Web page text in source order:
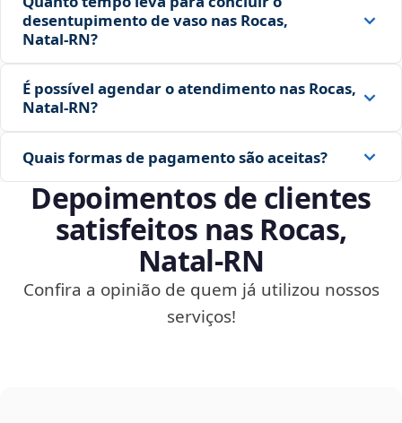
desentupimento de vaso nas Rocas,
Natal‑RN?
É possível agendar o atendimento nas Rocas,
Natal‑RN?
Quais formas de pagamento são aceitas?
Depoimentos de clientes
satisfeitos nas Rocas,
Natal‑RN
Confira a opinião de quem já utilizou nossos
serviços!